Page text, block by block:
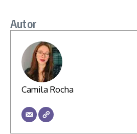
Autor
Camila Rocha